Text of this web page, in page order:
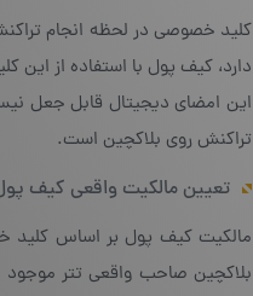
کلید خصوصی در لحظه انجام
دارد، کیف پول با استفاده از
این امضای دیجیتال قابل جعل
تراکنش روی بلاکچین است.
تعیین مالکیت واقعی کیف
مالکیت کیف پول بر اساس کلید
بلاکچین صاحب واقعی تتر موجود